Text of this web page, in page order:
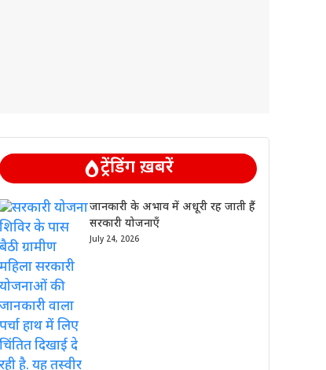
ट्रेंडिंग ख़बरें
जानकारी के अभाव में अधूरी रह जाती हैं
सरकारी योजनाएँ
July 24, 2026